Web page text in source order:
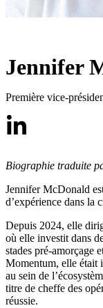
Jennifer
Première vice-
Biographie traduite
Jennifer McDonald
d’expérience dans la
Depuis 2024, elle
où elle investit dans
stades pré-amorçage
Momentum, elle était
au sein de
titre de cheffe des
réussie.